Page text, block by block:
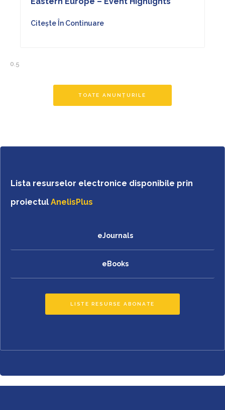
Citește În Continuare
TOATE ANUNȚURILE
Lista resurselor electronice disponibile prin
proiectul AnelisPlus
eJournals
eBooks
LISTE RESURSE ABONATE